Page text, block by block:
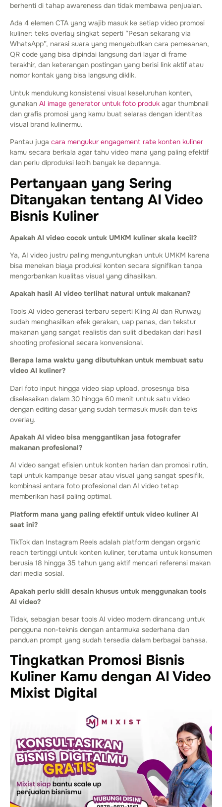
berhenti di tahap awareness dan tidak membawa penjualan.
Ada 4 elemen CTA yang wajib masuk ke setiap video promosi
kuliner: teks overlay singkat seperti “Pesan sekarang via
WhatsApp”, narasi suara yang menyebutkan cara pemesanan,
QR code yang bisa dipindai langsung dari layar di frame
terakhir, dan keterangan postingan yang berisi link aktif atau
nomor kontak yang bisa langsung diklik.
Untuk mendukung konsistensi visual keseluruhan konten,
gunakan AI image generator untuk foto produk agar thumbnail
dan grafis promosi yang kamu buat selaras dengan identitas
visual brand kulinermu.
Pantau juga cara mengukur engagement rate konten kuliner
kamu secara berkala agar tahu video mana yang paling efektif
dan perlu diproduksi lebih banyak ke depannya.
Pertanyaan yang Sering
Ditanyakan tentang AI Video
Bisnis Kuliner
Apakah AI video cocok untuk UMKM kuliner skala kecil?
Ya, AI video justru paling menguntungkan untuk UMKM karena
bisa menekan biaya produksi konten secara signifikan tanpa
mengorbankan kualitas visual yang dihasilkan.
Apakah hasil AI video terlihat natural untuk makanan?
Tools AI video generasi terbaru seperti Kling AI dan Runway
sudah menghasilkan efek gerakan, uap panas, dan tekstur
makanan yang sangat realistis dan sulit dibedakan dari hasil
shooting profesional secara konvensional.
Berapa lama waktu yang dibutuhkan untuk membuat satu
video AI kuliner?
Dari foto input hingga video siap upload, prosesnya bisa
diselesaikan dalam 30 hingga 60 menit untuk satu video
dengan editing dasar yang sudah termasuk musik dan teks
overlay.
Apakah AI video bisa menggantikan jasa fotografer
makanan profesional?
AI video sangat efisien untuk konten harian dan promosi rutin,
tapi untuk kampanye besar atau visual yang sangat spesifik,
kombinasi antara foto profesional dan AI video tetap
memberikan hasil paling optimal.
Platform mana yang paling efektif untuk video kuliner AI
saat ini?
TikTok dan Instagram Reels adalah platform dengan organic
reach tertinggi untuk konten kuliner, terutama untuk konsumen
berusia 18 hingga 35 tahun yang aktif mencari referensi makan
dari media sosial.
Apakah perlu skill desain khusus untuk menggunakan tools
AI video?
Tidak, sebagian besar tools AI video modern dirancang untuk
pengguna non-teknis dengan antarmuka sederhana dan
panduan prompt yang sudah tersedia dalam berbagai bahasa.
Tingkatkan Promosi Bisnis
Kuliner Kamu dengan AI Video
Mixist Digital